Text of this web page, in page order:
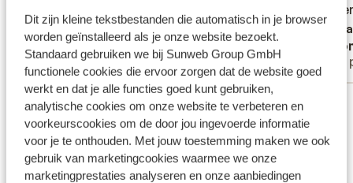
Dit zijn kleine tekstbestanden die automatisch in je browser
worden geïnstalleerd als je onze website bezoekt.
Standaard gebruiken we bij Sunweb Group GmbH
functionele cookies die ervoor zorgen dat de website goed
werkt en dat je alle functies goed kunt gebruiken,
analytische cookies om onze website te verbeteren en
voorkeurscookies om de door jou ingevoerde informatie
voor je te onthouden. Met jouw toestemming maken we ook
gebruik van marketingcookies waarmee we onze
marketingprestaties analyseren en onze aanbiedingen
Vertalen naar het Nederlands (BE)
Ivan
Alleen
Bekijk alle 49 ervaringen
Ligging